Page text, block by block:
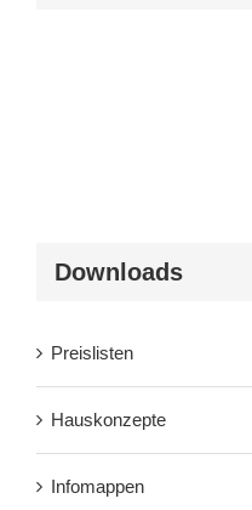
Downloads
Preislisten
Hauskonzepte
Infomappen